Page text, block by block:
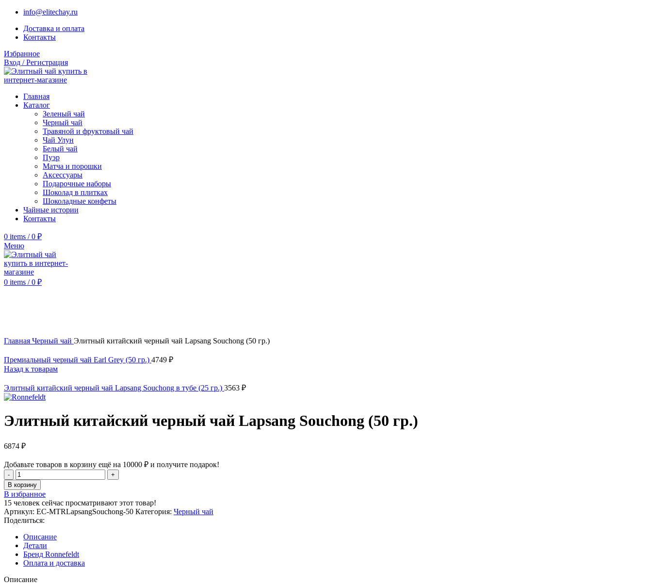
info@elitechay.ru
Доставка и оплата
Контакты
Избранное
Вход / Регистрация
Главная
Каталог
Зеленый чай
Черный чай
Травяной и фруктовый чай
Чай Улун
Белый чай
Пуэр
Матча и порошки
Аксессуары
Подарочные наборы
Шоколад в плитках
Шоколадные конфеты
Чайные истории
Контакты
0 items / 0 ₽
Меню
0 items / 0 ₽
Главная Черный чай Элитный китайский черный чай Lapsang Souchong (50 гр.)
Премиальный черный чай Earl Grey (50 гр.) 4749 ₽
Назад к товарам
Элитный китайский черный чай Lapsang Souchong в тубе (25 гр.) 3563 ₽
Элитный китайский черный чай Lapsang Souchong (50 гр.)
6874 ₽
Добавьте товаров в корзину ещё на 10000 ₽ и получите подарок!
Количество
товара
Элитный
китайский
черный
чай
Lapsang
Souchong
(50
гр.)
В корзину
В избранное
15 человек сейчас просматривают этот товар!
Артикул: EC-MTRLapsangSouchong-50 Категория: Черный чай
Поделиться:
Описание
Детали
Бренд Ronnefeldt
Оплата и доставка
Описание